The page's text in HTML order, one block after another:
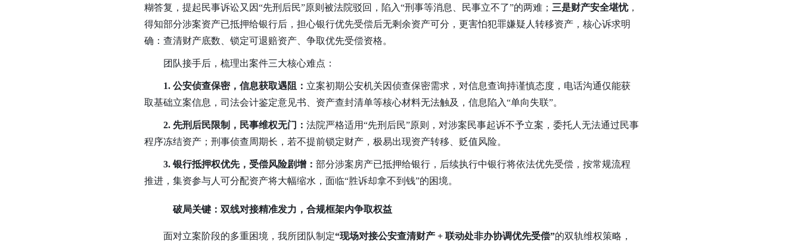
糊答复，提起民事诉讼又因“先刑后民”原则被法院驳回，陷入“刑事等消息、民事立不了”的两难； 三是财产安全堪忧，
得知部分涉案资产已抵押给银行后，担心银行优先受偿后无剩余资产可分，更害怕犯罪嫌疑人转移资产，核心诉求明
确：查清财产底数、锁定可退赔资产、争取优先受偿资格。
团队接手后，梳理出案件三大核心难点：
1. 公安侦查保密，信息获取遇阻： 立案初期公安机关因侦查保密需求，对信息查询持谨慎态度，电话沟通仅能获
取基础立案信息，司法会计鉴定意见书、资产查封清单等核心材料无法触及，信息陷入“单向失联”。
2. 先刑后民限制，民事维权无门： 法院严格适用“先刑后民”原则，对涉案民事起诉不予立案，委托人无法通过民事
程序冻结资产；刑事侦查周期长，若不提前锁定财产，极易出现资产转移、贬值风险。
3. 银行抵押权优先，受偿风险剧增： 部分涉案房产已抵押给银行，后续执行中银行将依法优先受偿，按常规流程
推进，集资参与人可分配资产将大幅缩水，面临“胜诉却拿不到钱”的困境。
破局关键：双线对接精准发力，合规框架内争取权益
面对立案阶段的多重困境，我所团队制定“现场对接公安查清财产 + 联动处非办协调优先受偿”的双轨维权策略，